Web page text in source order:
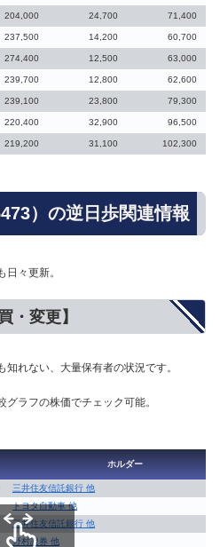
204,000 24,700 71,400
237,500 14,200 60,700
274,400 12,500 63,000
239,700 12,800 62,600
239,100 23,800 79,300
220,400 32,900 96,500
219,200 31,100 102,300
）の逆日歩関連情報
々更新。
・変更】
れない、大量保有者の状況です。
ラフの株価でチェック可能。
ホルダー
三井住友信託銀行 他
トヨタ自動車 他
三井住友信託銀行 他
野村證券 他